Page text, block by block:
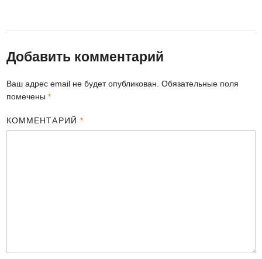
Добавить комментарий
Ваш адрес email не будет опубликован. Обязательные поля
помечены*
КОММЕНТАРИЙ *